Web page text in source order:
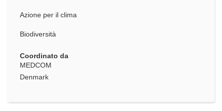
Azione per il clima
Biodiversità
Coordinato da
MEDCOM
Denmark